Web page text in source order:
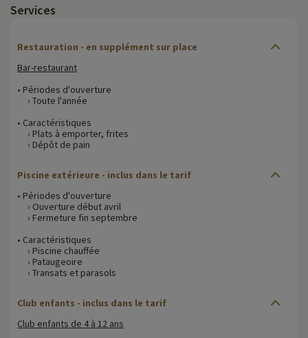
Services
Restauration - en supplément sur place
Bar-restaurant
• Périodes d'ouverture
› Toute l'année
• Caractéristiques
› Plats à emporter, frites
› Dépôt de pain
Piscine extérieure - inclus dans le tarif
• Périodes d'ouverture
› Ouverture début avril
› Fermeture fin septembre
• Caractéristiques
› Piscine chauffée
› Pataugeoire
› Transats et parasols
Club enfants - inclus dans le tarif
Club enfants de 4 à 12 ans